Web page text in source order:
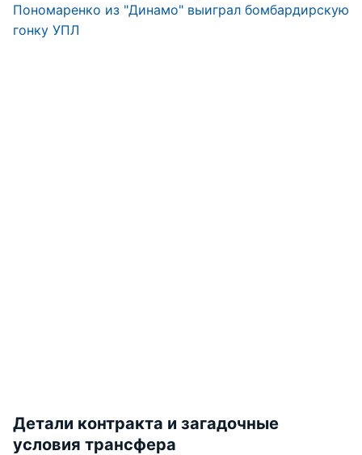
Пономаренко из "Динамо" выиграл бомбардирскую
гонку УПЛ
Детали контракта и загадочные
условия трансфера